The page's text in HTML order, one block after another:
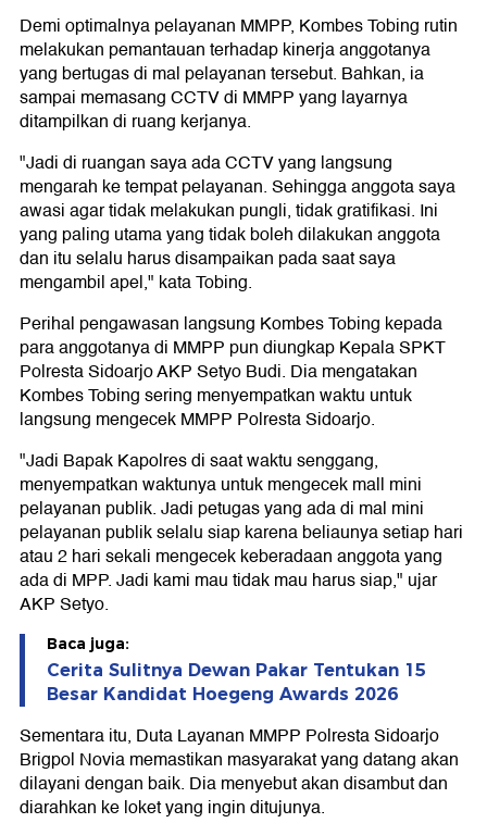
Demi optimalnya pelayanan MMPP, Kombes Tobing rutin
melakukan pemantauan terhadap kinerja anggotanya
yang bertugas di mal pelayanan tersebut. Bahkan, ia
sampai memasang CCTV di MMPP yang layarnya
ditampilkan di ruang kerjanya.
"Jadi di ruangan saya ada CCTV yang langsung
mengarah ke tempat pelayanan. Sehingga anggota saya
awasi agar tidak melakukan pungli, tidak gratifikasi. Ini
yang paling utama yang tidak boleh dilakukan anggota
dan itu selalu harus disampaikan pada saat saya
mengambil apel," kata Tobing.
Perihal pengawasan langsung Kombes Tobing kepada
para anggotanya di MMPP pun diungkap Kepala SPKT
Polresta Sidoarjo AKP Setyo Budi. Dia mengatakan
Kombes Tobing sering menyempatkan waktu untuk
langsung mengecek MMPP Polresta Sidoarjo.
"Jadi Bapak Kapolres di saat waktu senggang,
menyempatkan waktunya untuk mengecek mall mini
pelayanan publik. Jadi petugas yang ada di mal mini
pelayanan publik selalu siap karena beliaunya setiap hari
atau 2 hari sekali mengecek keberadaan anggota yang
ada di MPP. Jadi kami mau tidak mau harus siap," ujar
AKP Setyo.
Baca juga:
Cerita Sulitnya Dewan Pakar Tentukan 15
Besar Kandidat Hoegeng Awards 2026
Sementara itu, Duta Layanan MMPP Polresta Sidoarjo
Brigpol Novia memastikan masyarakat yang datang akan
dilayani dengan baik. Dia menyebut akan disambut dan
diarahkan ke loket yang ingin ditujunya.